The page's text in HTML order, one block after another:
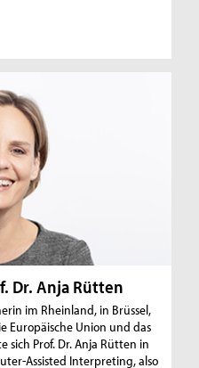
Dr. Anja Rütten
im Rheinland, in Brüssel,
Europäische Union und das
sich Prof. Dr. Anja Rütten in
Assisted Interpreting, also